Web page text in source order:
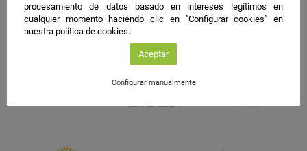
procesamiento de datos basado en intereses legítimos en
cualquier momento haciendo clic en "Configurar cookies" en
nuestra política de cookies.
Aceptar
Configurar manualmente